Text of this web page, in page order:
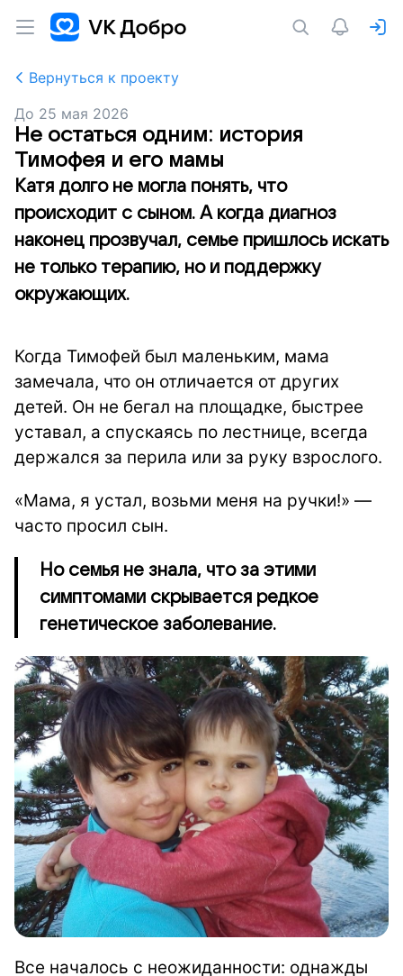
Вернуться к проекту
До 25 мая 2026
Не остаться одним: история
Тимофея и его мамы
Катя долго не могла понять, что
происходит с сыном. А когда диагноз
наконец прозвучал, семье пришлось искать
не только терапию, но и поддержку
окружающих.
Когда Тимофей был маленьким, мама
замечала, что он отличается от других
детей. Он не бегал на площадке, быстрее
уставал, а спускаясь по лестнице, всегда
держался за перила или за руку взрослого.
«Мама, я устал, возьми меня на ручки!» —
часто просил сын.
Но семья не знала, что за этими
симптомами скрывается редкое
генетическое заболевание.
Все началось с неожиданности: однажды